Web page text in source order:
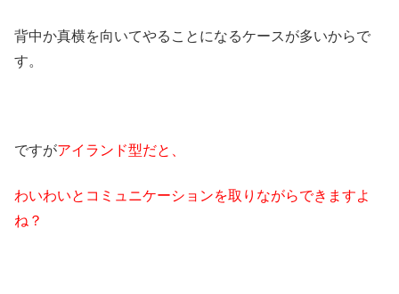
背中か真横を向いてやることになるケースが多いからで
す。
ですがアイランド型だと、
わいわいとコミュニケーションを取りながらできますよ
ね？